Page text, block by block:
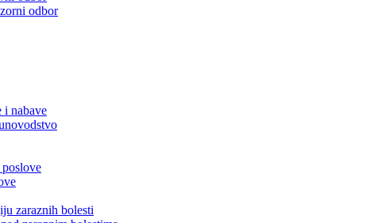
odbor
i nabave
zaraznih bolesti